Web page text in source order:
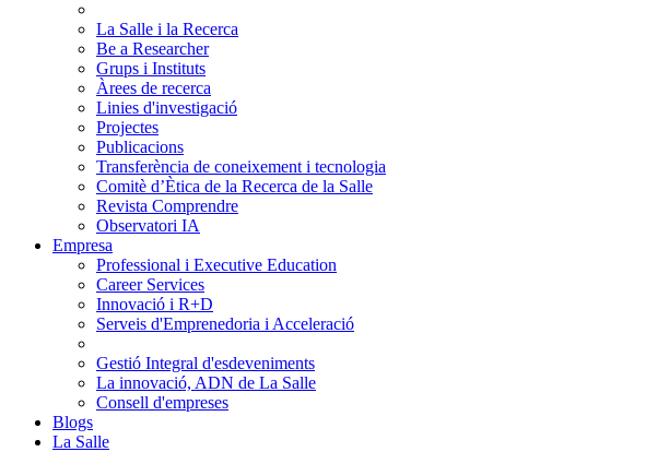
La Salle i la Recerca
Be a Researcher
Grups i Instituts
Àrees de recerca
Linies d'investigació
Projectes
Publicacions
Transferència de coneixement i tecnologia
Comitè d’Ètica de la Recerca de la Salle
Revista Comprendre
Observatori IA
Empresa
Professional i Executive Education
Career Services
Innovació i R+D
Serveis d'Emprenedoria i Acceleració
Gestió Integral d'esdeveniments
La innovació, ADN de La Salle
Consell d'empreses
Blogs
La Salle